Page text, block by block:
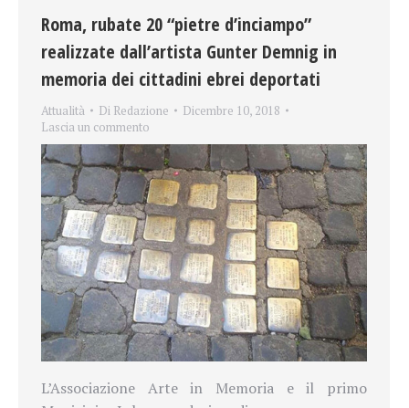
Roma, rubate 20 “pietre d’inciampo”
realizzate dall’artista Gunter Demnig in
memoria dei cittadini ebrei deportati
Attualità Di Redazione
Dicembre 10, 2018
Lascia un commento
L’Associazione Artein Memoria e il primo